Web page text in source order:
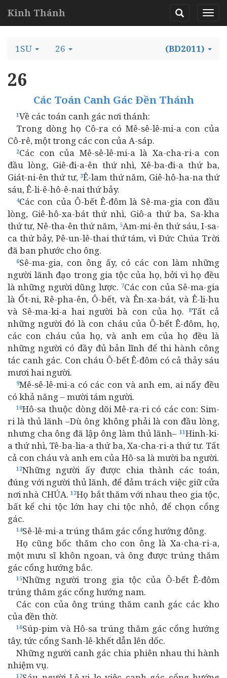
Kinh Thánh
1SU 26 (BD2011)
26
Các Toán Canh Gác Ðền Thánh
1Về các toán canh gác nơi thánh:
Trong dòng họ Cô-ra có Mê-sê-lê-mi-a con của
Cô-rê, một trong các con của A-sáp.
2Các con của Mê-sê-lê-mi-a là Xa-cha-ri-a con
đầu lòng, Giê-đi-a-ên thứ nhì, Xê-ba-đi-a thứ ba,
Giát-ni-ên thứ tư, 3Ê-lam thứ năm, Giê-hô-ha-na thứ
sáu, Ê-li-ê-hô-ê-nai thứ bảy.
4Các con của Ô-bết Ê-đôm là Sê-ma-gia con đầu
lòng, Giê-hô-xa-bát thứ nhì, Giô-a thứ ba, Sa-kha
thứ tư, Nê-tha-ên thứ năm, 5Am-mi-ên thứ sáu, I-sa-
ca thứ bảy, Pê-un-lê-thai thứ tám, vì Ðức Chúa Trời
đã ban phước cho ông.
6Sê-ma-gia, con ông ấy, có các con làm những
người lãnh đạo trong gia tộc của họ, bởi vì họ đều
là những người dũng lược. 7Các con của Sê-ma-gia
là Ốt-ni, Rê-pha-ên, Ô-bết, và Ên-xa-bát, và Ê-li-hu
và Sê-ma-ki-a hai người bà con của họ.
8Tất cả
những người đó là con cháu của Ô-bết Ê-đôm, họ,
các con cháu của họ, và anh em của họ đều là
những người có đầy đủ bản lĩnh để thi hành công
tác canh gác. Con cháu Ô-bết Ê-đôm có cả thảy sáu
mươi hai người.
9Mê-sê-lê-mi-a có các con và anh em, ai nấy đều
có khả năng – mười tám người.
10Hô-sa thuộc dòng dõi Mê-ra-ri có các con: Sim-
ri là thủ lãnh –Dù ông không phải là con đầu lòng,
nhưng cha ông đã lập ông làm thủ lãnh– 11Hinh-ki-
a thứ nhì, Tê-ba-lia-a thứ ba, Xa-cha-ri-a thứ tư. Tất
cả con cháu và anh em của Hô-sa là mười ba người.
12Những người ấy được chia thành các toán,
đúng với người thủ lãnh, để đảm trách việc giữ cửa
nơi nhà CHÚA.13Họ bắt thăm với nhau theo gia tộc,
bất kể chi tộc lớn hay chi tộc nhỏ, để chọn cổng
gác.
14Sê-lê-mi-a trúng thăm gác cổng hướng đông.
Họ cũng bốc thăm cho con ông là Xa-cha-ri-a,
một mưu sĩ khôn ngoan, và ông được trúng thăm
gác cổng hướng bắc.
15Những người trong gia tộc của Ô-bết Ê-đôm
trúng thăm gác cổng hướng nam.
Các con của ông trúng thăm canh gác các kho
của đền thờ.
16Súp-pim và Hô-sa trúng thăm gác cổng hướng
tây, tức cổng Sanh-lê-khết dẫn lên dốc.
Những người canh gác chia phiên nhau thi hành
nhiệm vụ.
17